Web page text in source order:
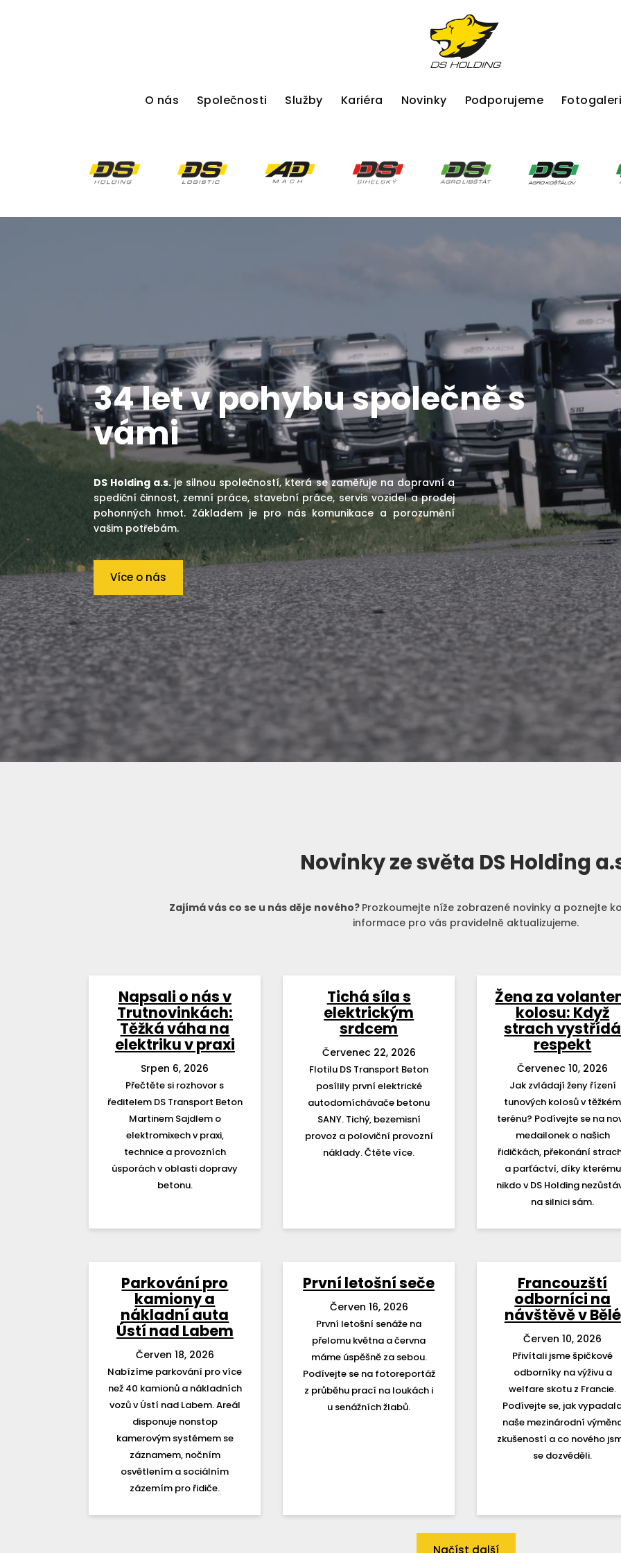
O nás Společnosti Služby Kariéra Novinky Podporujeme
34let v pohybu společně s
vámi
DS Holding a.s.je silnou společností, která se zaměřuje na dopravní a
spediční činnost, zemní práce, stavební práce, servis vozidel a prodej
pohonných hmot. Základem je pro nás komunikace a porozumění
vašim potřebám.
Více o nás
materiálu do 16
Novinky ze světa DS Holding
Zajímá vás co se u nás děje nového? Prozkoumejte níže zobrazené novinky a poznejte
informace pro vás pravidelně aktualizujeme.
Napsali o nás v
Trutnovinkách:
Těžká váha na
elektriku v praxi
Srpen 6, 2026
Přečtěte si rozhovor s
ředitelem DS Transport Beton
Martinem Sajdlem o
elektromixech v praxi,
technice a provozních
úsporách v oblasti dopravy
betonu.
Tichá síla s
elektrickým
srdcem
Červenec 22, 2026
Flotilu DS Transport Beton
posílily první elektrické
autodomíchávače betonu
SANY. Tichý, bezemisní
provoz a poloviční provozní
náklady. Čtěte více.
Žena za
kolosu: Když
strach vystřídá
respekt
Červenec 10, 2026
Jak zvládají ženy řízení
tunových kolosů v těžkém
terénu? Podívejte se na
medailonek o našich
řidičkách, překonání
a parťáctví, díky kterému
nikdo v DS Holding
na silnici sám.
Parkování pro
kamiony a
nákladní auta
Ústí nad Labem
Červen 18, 2026
Nabízíme parkování pro více
než 40 kamionů a nákladních
vozů v Ústí nad Labem. Areál
disponuje nonstop
kamerovým systémem se
záznamem, nočním
osvětlením a sociálním
zázemím pro řidiče.
První letošní seče
Červen 16, 2026
První letošní senáže na
přelomu května a června
máme úspěšně za sebou.
Podívejte se na fotoreportáž
z průběhu prací na loukách i
u senážních žlabů.
Francouzští
odborníci na
návštěvě v Bělé
Červen 10, 2026
Přivítali jsme špičkové
odborníky na výživu a
welfare skotu z Francie.
Podívejte se, jak
naše mezinárodní
zkušeností a co nového
se dozvěděli.
Načíst další